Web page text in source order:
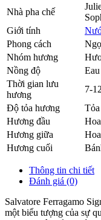
Nhà pha chế
Giới tính
Phong cách
Nhóm hương
Nồng độ
Thời gian lưu
hương
7-
Độ tỏa hương
Hương đầu
Hương giữa
Hương cuối
Thông tin chi tiết
Đánh giá (0)
Salvatore Ferragamo
một biểu tượng của sự